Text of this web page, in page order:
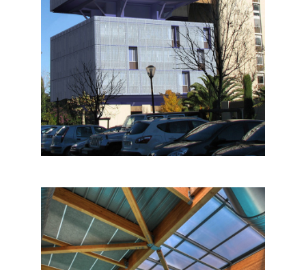
CADAM
Equipements